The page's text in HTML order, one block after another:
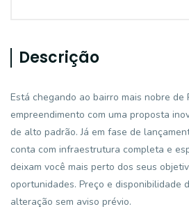
Descrição
Está chegando ao bairro mais nobre de
empreendimento com uma proposta
de alto padrão. Já em fase de
conta com infraestrutura completa e
deixam você mais perto dos seus
oportunidades. Preço e disponibilidade
alteração sem aviso prévio.